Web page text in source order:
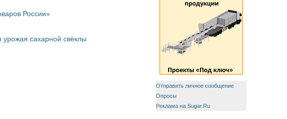
России»
сахарной свёклы
Отправить личное сообщение
Опросы
Реклама на Sugar.Ru